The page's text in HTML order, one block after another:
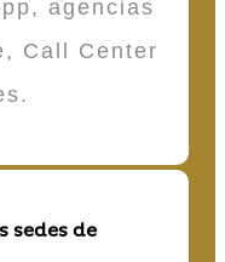
agencias
Call Center
sedes de